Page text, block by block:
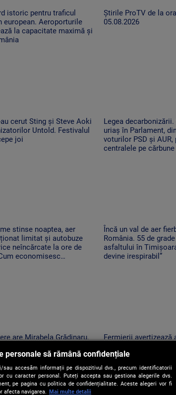
istoric pentru traficul
european. Aeroporturile
la capacitate maximă și
Știrile ProTV de la
05.08.2026
cerut Sting și Steve Aoki
Untold. Festivalul
joi
Legea decarbonizării.
uriaș în Parlament,
voturilor PSD și AUR,
centralele pe cărbune
stinse noaptea, aer
limitat și autobuze
neîncărcate la ore de
economisesc
Încă un val de aer
România. 55 de
asfaltului în
devine irespirabil”
are Mirabela Grădinaru,
anul trecut
Fermierii avertizează
din cauza secetei.
achitat facturi uriașe”
personale să rămână confidențiale
sau accesăm informații pe dispozitivul dvs., precum identificatorii
cu caracter personal. Puteți accepta sau gestiona alegerile dvs.
pe pagina cu politica de confidențialitate. Aceste alegeri vor fi
afecta navigarea.
Mai multe detalii